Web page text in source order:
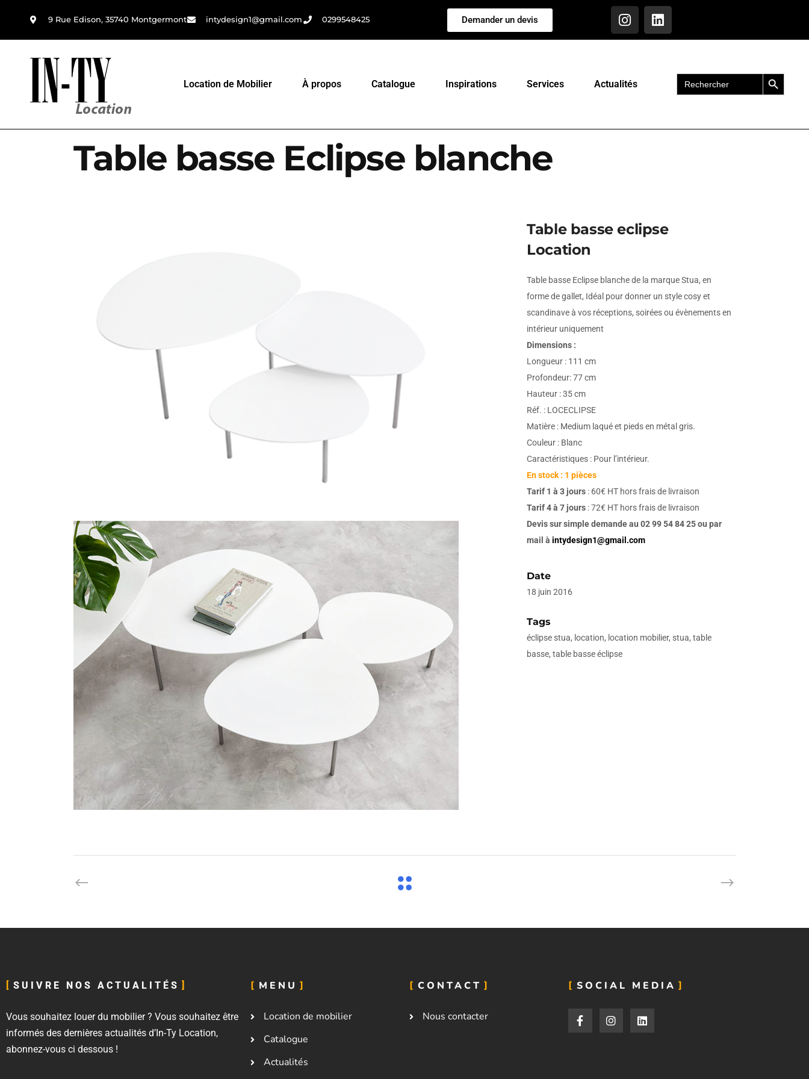
9 Rue Edison, 35740 Montgermont intydesign1@gmail.com 0299548425 Demander un devis
Location de Mobilier À propos Catalogue Inspirations Services Actualités
Search
for:
Search Button
Table basse Eclipse blanche
Table basse eclipse
Location
Table basse Eclipse blanche de la marque Stua, en
forme de gallet, Idéal pour donner un style cosy et
scandinave à vos réceptions, soirées ou évènements en
intérieur uniquement
Dimensions :
Longueur : 111 cm
Profondeur: 77 cm
Hauteur : 35 cm
Réf. : LOCECLIPSE
Matière : Medium laqué et pieds en métal gris.
Couleur : Blanc
Caractéristiques : Pour l’intérieur.
En stock : 1 pièces
Tarif 1 à 3 jours : 60€ HT hors frais de livraison
Tarif 4 à 7 jours : 72€ HT hors frais de livraison
Devis sur simple demande au 02 99 54 84 25 ou par
mail àintydesign1@gmail.com
Date
18 juin 2016
Tags
éclipse stua, location, location mobilier, stua, table
basse, table basse éclipse
SUIVRE NOS ACTUALITÉS
Vous souhaitez louer du mobilier ? Vous souhaitez être
informés des dernières actualités d’In-Ty Location,
abonnez-vous ci dessous !
MENU
Location de mobilier
Catalogue
Actualités
CONTACT
Nous contacter
SOCIAL MEDIA